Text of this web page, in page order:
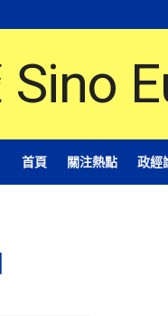
首頁 關注熱點 政經